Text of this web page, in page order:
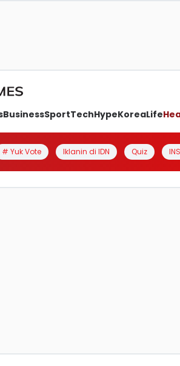
BusinessSportTechHypeKoreaLife
# Yuk Vote Iklanin di IDN Quiz